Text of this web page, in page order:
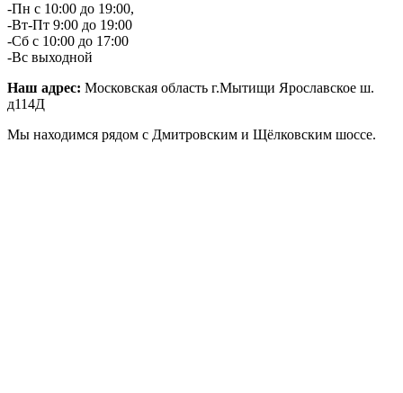
-Пн с 10:00 до 19:00,
-Вт-Пт 9:00 до 19:00
-Сб с 10:00 до 17:00
-Вс выходной
Наш адрес: Московская область г.Мытищи Ярославское ш.
д114Д
Мы находимся рядом с Дмитровским и Щёлковским шоссе.